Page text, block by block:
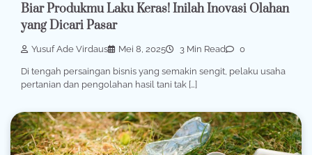
Biar Produkmu Laku Keras! Inilah Inovasi Olahan
yang Dicari Pasar
Yusuf Ade Virdaus Mei 8, 2025 3 Min Read 0
Di tengah persaingan bisnis yang semakin sengit, pelaku usaha
pertanian dan pengolahan hasil tani tak […]